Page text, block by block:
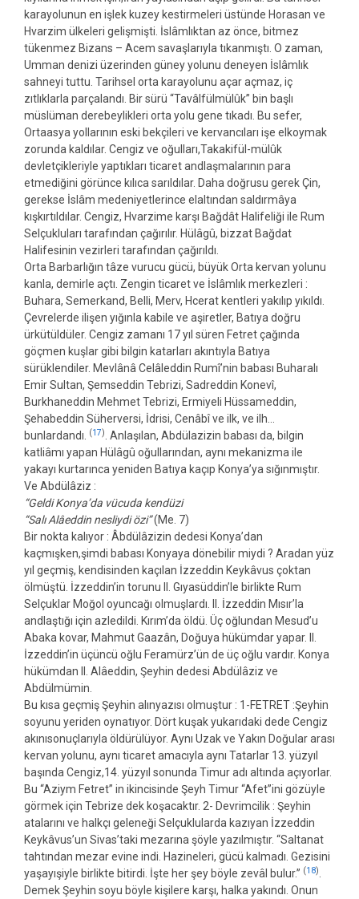
karayolunun en işlek kuzey kestirmeleri üstünde Horasan ve
Hvarzim ülkeleri gelişmişti. İslâmlıktan az önce, bitmez
tükenmez Bizans – Acem savaşlarıyla tıkanmıştı. O zaman,
Umman denizi üzerinden güney yolunu deneyen İslâmlık
sahneyi tuttu. Tarihsel orta karayolunu açar açmaz, iç
zıtlıklarla parçalandı. Bir sürü “Tavâlfülmülûk” bin başlı
müslüman derebeylikleri orta yolu gene tıkadı. Bu sefer,
Ortaasya yollarının eski bekçileri ve kervancıları işe elkoymak
zorunda kaldılar. Cengiz ve oğulları,Takakifül-mülûk
devletçikleriyle yaptıkları ticaret andlaşmalarının para
etmediğini görünce kılıca sarıldılar. Daha doğrusu gerek Çin,
gerekse İslâm medeniyetlerince elaltından saldırmâya
kışkırtıldılar. Cengiz, Hvarzime karşı Bağdât Halifeliği ile Rum
Selçukluları tarafından çağırılır. Hülâgû, bizzat Bağdat
Halifesinin vezirleri tarafından çağırıldı.
Orta Barbarlığın tâze vurucu gücü, büyük Orta kervan yolunu
kanla, demirle açtı. Zengin ticaret ve İslâmlık merkezleri :
Buhara, Semerkand, Belli, Merv, Hcerat kentleri yakılıp yıkıldı.
Çevrelerde ilişen yığınla kabile ve aşiretler, Batıya doğru
ürkütüldüler. Cengiz zamanı 17 yıl süren Fetret çağında
göçmen kuşlar gibi bilgin katarları akıntıyla Batıya
sürüklendiler. Mevlânâ Celâleddin Rumî’nin babası Buharalı
Emir Sultan, Şemseddin Tebrizi, Sadreddin Konevî,
Burkhaneddin Mehmet Tebrizi, Ermiyeli Hüssameddin,
Şehabeddin Süherversi, İdrisi, Cenâbî ve ilk, ve ilh…
bunlardandı.
(17) . Anlaşılan, Abdülazizin babası da, bilgin
katliâmı yapan Hülâgû oğullarından, aynı mekanizma ile
yakayı kurtarınca yeniden Batıya kaçıp Konya’ya sığınmıştır.
Ve Abdülâziz :
“Geldi Konya’da vücuda kendüzi
“Salı Alâeddin nesliydi özi”(Me. 7)
Bir nokta kalıyor : Âbdülâzizin dedesi Konya’dan
kaçmışken,şimdi babası Konyaya dönebilir miydi ? Aradan yüz
yıl geçmiş, kendisinden kaçılan İzzeddin Keykâvus çoktan
ölmüştü. İzzeddin’in torunu II. Gıyasüddin’le birlikte Rum
Selçuklar Moğol oyuncağı olmuşlardı. II. İzzeddin Mısır’la
andlaştığı için azledildi. Kırım’da öldü. Üç oğlundan Mesud’u
Abaka kovar, Mahmut Gaazân, Doğuya hükümdar yapar. II.
İzzeddin’in üçüncü oğlu Feramürz’ün de üç oğlu vardır. Konya
hükümdan II. Alâeddin, Şeyhin dedesi Abdülâziz ve
Abdülmümin.
Bu kısa geçmiş Şeyhin alınyazısı olmuştur : 1-FETRET :Şeyhin
soyunu yeriden oynatıyor. Dört kuşak yukarıdaki dede Cengiz
akınısonuçlarıyla öldürülüyor. Aynı Uzak ve Yakın Doğular arası
kervan yolunu, aynı ticaret amacıyla aynı Tatarlar 13. yüzyıl
başında Cengiz,14. yüzyıl sonunda Timur adı altında açıyorlar.
Bu “Aziym Fetret” in ikincisinde Şeyh Timur “Afet”ini gözüyle
görmek için Tebrize dek koşacaktır. 2- Devrimcilik : Şeyhin
atalarını ve halkçı geleneği Selçuklularda kazıyan İzzeddin
Keykâvus’un Sivas’taki mezarına şöyle yazılmıştır. “Saltanat
tahtından mezar evine indi. Hazineleri, gücü kalmadı. Gezisini
yaşayışiyle birlikte bitirdi. İşte her şey böyle zevâl bulur.” (18)
Demek Şeyhin soyu böyle kişilere karşı, halka yakındı. Onun